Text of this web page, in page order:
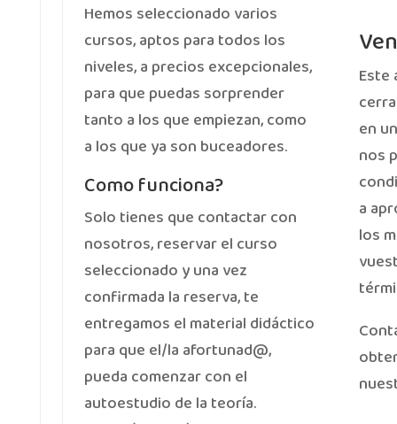
Hemos seleccionado varios
cursos, aptos para todos los
niveles, a precios excepcionales,
para que puedas sorprender
tanto a los que empiezan, como
a los que ya son buceadores.
Como funciona?
Solo tienes que contactar con
nosotros, reservar el curso
seleccionado y una vez
confirmada la reserva, te
entregamos el material didáctico
para que el/la afortunad@,
pueda comenzar con el
autoestudio de la teoría.
Este
en
nos
a
los